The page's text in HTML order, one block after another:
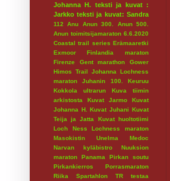
Johanna H. teksti ja kuvat :
Jarkko teksti ja kuvat: Sandra
112 Anu Anun 300.
Anun 500.
Anun toimitsijamaraton 6.6.2020
Coastal trail series Erämaaretki
Exmoor
Finlandia maraton
Firenze
Gent marathon
Gower
Himos Trail
Johanna Lochness
maraton
Juhanin 100.
Keuruu
Kokkola ultrarun
Kuva tiimin
arkistosta
Kuvat Jarmo
Kuvat
Johanna H.
Kuvat Juhani Kuvat
Teija ja Jatta
Kuvat huoltotiimi
Loch Ness
Lochness maraton
Masokistin Unelma
Medoc
Narvan kyläbistro
Nuuksion
maraton
Panama
Pirkan soutu
Pirkankierros
Porrasmaraton
Riika
Spartahlon
TR testaa